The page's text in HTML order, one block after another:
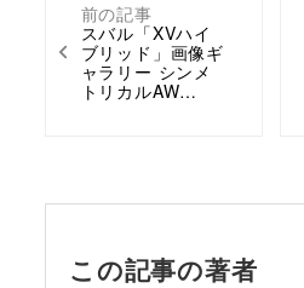
前の記事
スバル「XVハイ
ブリッド」画像ギ
ャラリー シンメ
トリカルAW…
この記事の著者